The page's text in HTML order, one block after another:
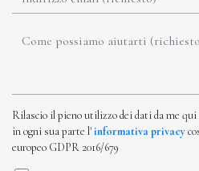
Rilascio il pieno utilizzo dei dati da me
in ogni sua parte l'informativa privacy
europeo GDPR 2016/679